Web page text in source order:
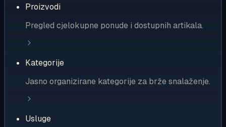
Proizvodi
Pregled cjelokupne ponude i dostupnih artikala.
Kategorije
Jasno organizirane kategorije za brže snalaženje.
Usluge